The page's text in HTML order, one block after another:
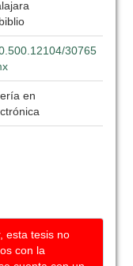
30765
en
esta tesis no
con la